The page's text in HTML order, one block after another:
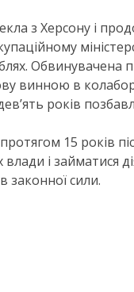
з Херсону і
Обвинувачена
винною в
років
15 років
і займатися
законної сили.